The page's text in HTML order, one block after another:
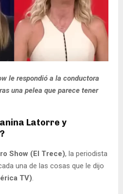
le respondió a la conductora
una pelea que parece tener
Latorre y
Show (El Trece), la periodista
una de las cosas que le dijo
TV).